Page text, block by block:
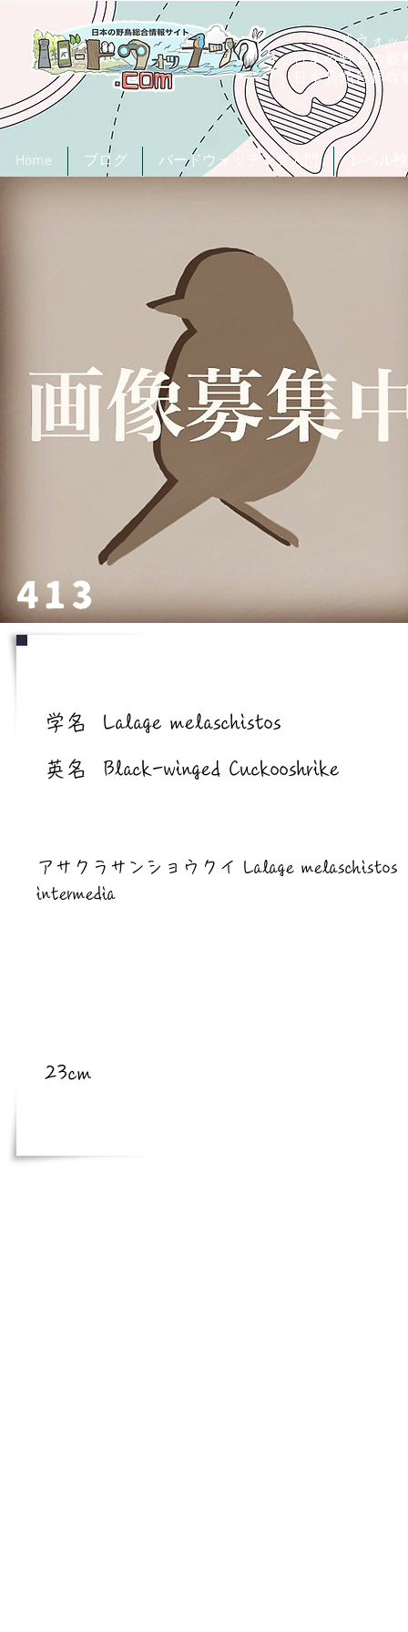
「バードウォッ
日本の野鳥の観
日本鳥類目録
Home ブログ バードウォッチング入門
413
学名 Lalage melaschistos
英名 Black-winged Cuckooshrike
アサクラサンショウクイ Lalage melaschistos
intermedia
23cm